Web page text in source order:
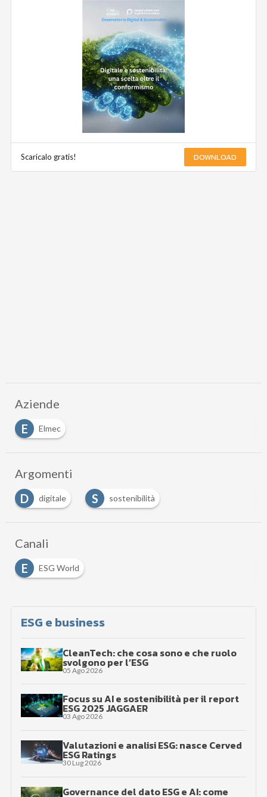
Scaricalo gratis! DOWNLOAD
Aziende
E
Elmec
Argomenti
D
digitale S sostenibilità
Canali
E
ESG World
ESG e business
CleanTech: che cosa sono e che ruolo
svolgono per l’ESG
05 Ago 2026
Focus su AI e sostenibilità per il report
ESG 2025 JAGGAER
03 Ago 2026
Valutazioni e analisi ESG: nasce Cerved
ESG Ratings
30 Lug 2026
Governance del dato ESG e AI: come